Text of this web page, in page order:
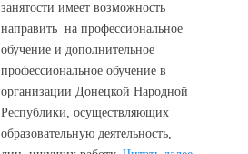
занятости имеет возможность
направить на профессиональное
обучение и дополнительное
профессиональное обучение в
организации Донецкой Народной
Республики, осуществляющих
образовательную деятельность,